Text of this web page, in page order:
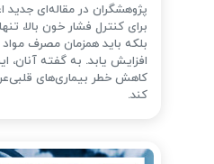
پژوهشگران در مقاله‌ای جدید
برای کنترل فشار خون
بلکه باید همزمان مصرف
افزایش یابد. به گفته آنان،
کاهش خطر بیماری‌های
کند.